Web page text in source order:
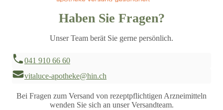
Haben Sie Fragen?
Unser Team berät Sie gerne persönlich.
041 910 66 60
vitaluce-apotheke@hin.ch
Bei Fragen zum Versand von rezeptpflichtigen Arzneimitteln
wenden Sie sich an unser Versandteam.